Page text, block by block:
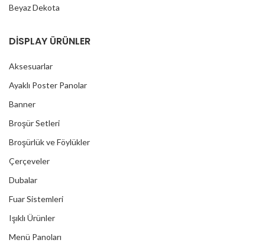
Beyaz Dekota
DİSPLAY ÜRÜNLER
Aksesuarlar
Ayaklı Poster Panolar
Banner
Broşür Setleri
Broşürlük ve Föylükler
Çerçeveler
Dubalar
Fuar Sistemleri
Işıklı Ürünler
Menü Panoları